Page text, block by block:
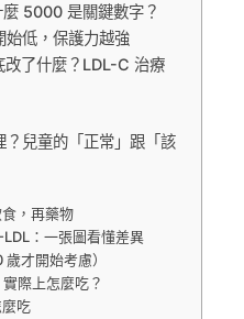
5000 是關鍵數字？
始低，保護力越強
了什麼？LDL-C 治療
兒童的「正常」跟「該
，再藥物
：一張圖看懂差異
才開始考慮）
際上怎麼吃？
吃